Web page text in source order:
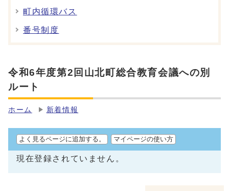
町内循環バス
番号制度
令和6年度第2回山北町総合教育会議への別
ルート
ホーム 新着情報
よく見るページに追加する。 マイページの使い方
現在登録されていません。